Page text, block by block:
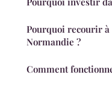
Pourquoi recourir
Normandie ?
Comment